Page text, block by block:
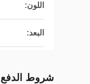
اللون:
البعد:
شروط